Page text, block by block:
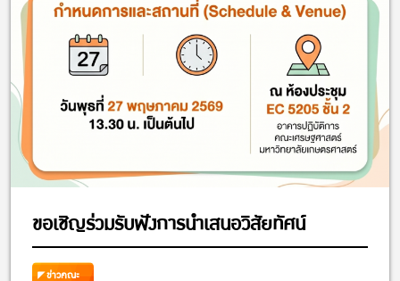
ขอเชิญร่วมรับฟังการนำเสนอวิสัยทัศน์
ข่าวคณะ